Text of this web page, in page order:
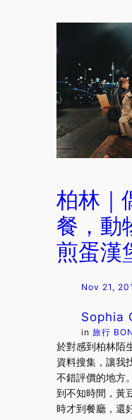
柏林｜
餐，動
煎蛋漢
Nov 21,
Sophia
in旅行
於對感到柏林陌
資料搜集，讓我
不錯評價的地方
到不知時間，黃
時才到餐廳，還